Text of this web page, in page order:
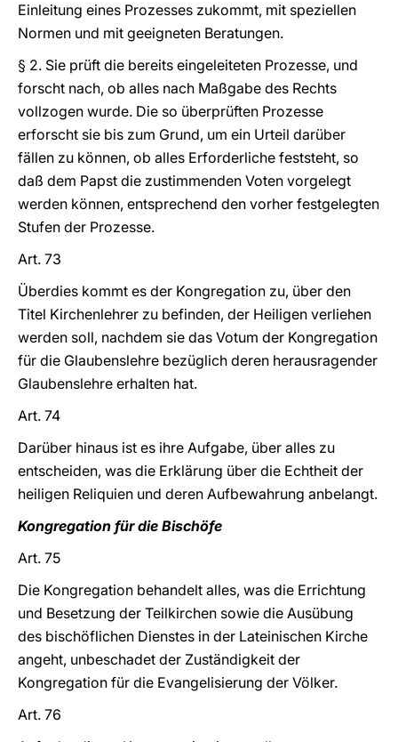
Einleitung eines Prozesses zukommt, mit speziellen
Normen und mit geeigneten Beratungen.
§ 2. Sie prüft die bereits eingeleiteten Prozesse, und
forscht nach, ob alles nach Maßgabe des Rechts
vollzogen wurde. Die so überprüften Prozesse
erforscht sie bis zum Grund, um ein Urteil darüber
fällen zu können, ob alles Erforderliche feststeht, so
daß dem Papst die zustimmenden Voten vorgelegt
werden können, entsprechend den vorher festgelegten
Stufen der Prozesse.
Art. 73
Überdies kommt es der Kongregation zu, über den
Titel Kirchenlehrer zu befinden, der Heiligen verliehen
werden soll, nachdem sie das Votum der Kongregation
für die Glaubenslehre bezüglich deren herausragender
Glaubenslehre erhalten hat.
Art. 74
Darüber hinaus ist es ihre Aufgabe, über alles zu
entscheiden, was die Erklärung über die Echtheit der
heiligen Reliquien und deren Aufbewahrung anbelangt.
Kongregation für die Bischöfe
Art. 75
Die Kongregation behandelt alles, was die Errichtung
und Besetzung der Teilkirchen sowie die Ausübung
des bischöflichen Dienstes in der Lateinischen Kirche
angeht, unbeschadet der Zuständigkeit der
Kongregation für die Evangelisierung der Völker.
Art. 76